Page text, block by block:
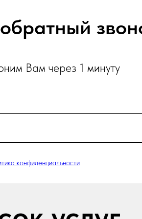
Вам через 1 минуту
конфиденциальности